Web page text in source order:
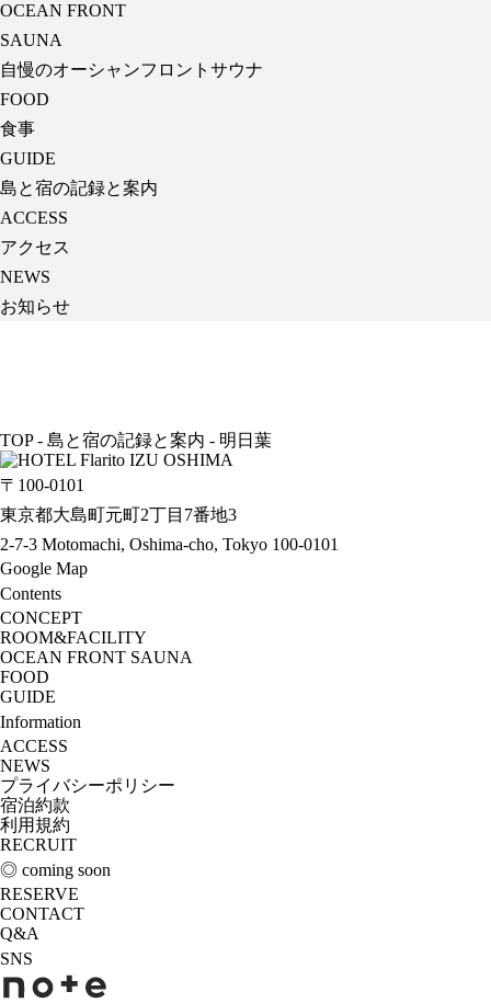
OCEAN FRONT
SAUNA
自慢のオーシャンフロントサウナ
FOOD
食事
GUIDE
島と宿の記録と案内
ACCESS
アクセス
NEWS
お知らせ
TOP - 島と宿の記録と案内 - 明日葉
〒100-0101
東京都大島町元町2丁目7番地3
2-7-3 Motomachi, Oshima-cho, Tokyo 100-0101
Google Map
Contents
CONCEPT
ROOM&FACILITY
OCEAN FRONT SAUNA
FOOD
GUIDE
Information
ACCESS
NEWS
プライバシーポリシー
宿泊約款
利用規約
RECRUIT
◎ coming soon
RESERVE
CONTACT
Q&A
SNS